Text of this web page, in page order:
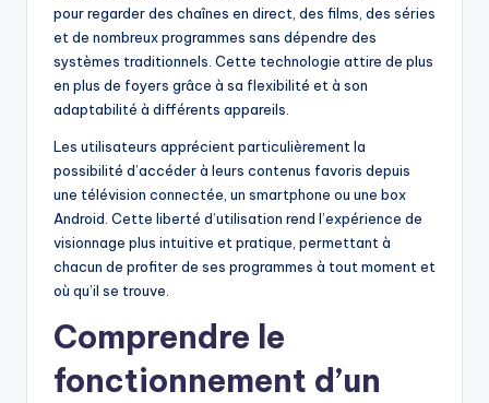
pour regarder des chaînes en direct, des films, des séries
et de nombreux programmes sans dépendre des
systèmes traditionnels. Cette technologie attire de plus
en plus de foyers grâce à sa flexibilité et à son
adaptabilité à différents appareils.
Les utilisateurs apprécient particulièrement la
possibilité d’accéder à leurs contenus favoris depuis
une télévision connectée, un smartphone ou une box
Android. Cette liberté d’utilisation rend l’expérience de
visionnage plus intuitive et pratique, permettant à
chacun de profiter de ses programmes à tout moment et
où qu’il se trouve.
Comprendre le
fonctionnement d’un